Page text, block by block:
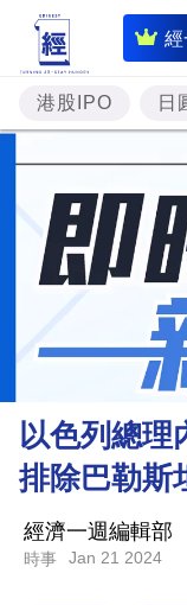
經
即
時
財
經
專
題
投
資
樓
市
財
商
業
科
港股IPO 日
以色列總理
排除巴勒斯
經濟一週編輯部
時事 Jan 21 2024